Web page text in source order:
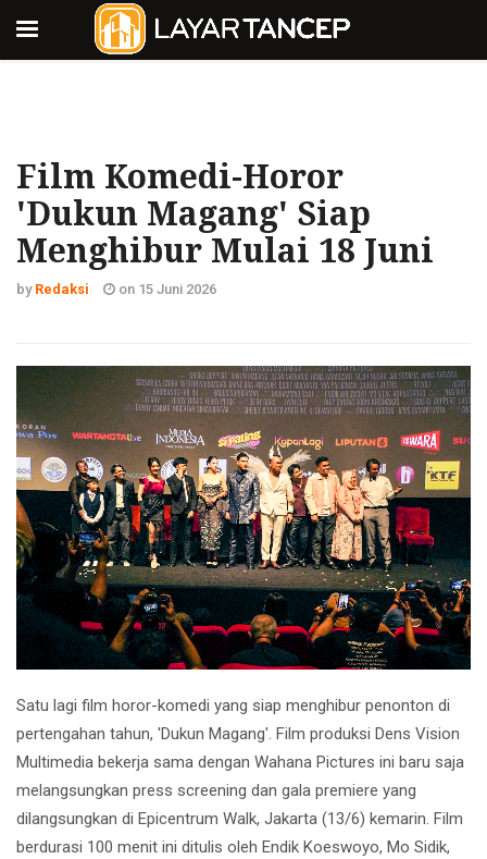
Film Komedi-Horor
'Dukun Magang' Siap
Menghibur Mulai 18 Juni
by Redaksi on 15 Juni 2026
Satu lagi film horor-komedi yang siap menghibur penonton di
pertengahan tahun, 'Dukun Magang'. Film produksi Dens Vision
Multimedia bekerja sama dengan Wahana Pictures ini baru saja
melangsungkan press screening dan gala premiere yang
dilangsungkan di Epicentrum Walk, Jakarta (13/6) kemarin. Film
berdurasi 100 menit ini ditulis oleh Endik Koeswoyo, Mo Sidik,